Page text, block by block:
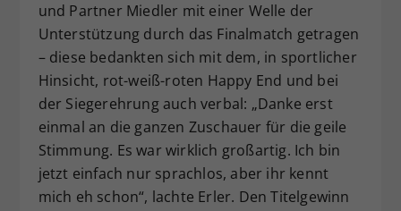
und Partner Miedler mit einer Welle der
Unterstützung durch das Finalmatch getragen
– diese bedankten sich mit dem, in sportlicher
Hinsicht, rot-weiß-roten Happy End und bei
der Siegerehrung auch verbal: „Danke erst
einmal an die ganzen Zuschauer für die geile
Stimmung. Es war wirklich großartig. Ich bin
jetzt einfach nur sprachlos, aber ihr kennt
mich eh schon“, lachte Erler. Den Titelgewinn